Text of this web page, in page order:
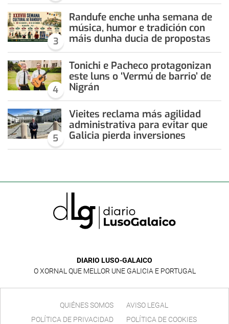
3
Randufe enche unha semana de
música, humor e tradición con
máis dunha ducia de propostas
4
Tonichi e Pacheco protagonizan
este luns o ‘Vermú de barrio’ de
Nigrán
5
Vieites reclama más agilidad
administrativa para evitar que
Galicia pierda inversiones
DIARIO LUSO-GALAICO
O XORNAL QUE MELLOR UNE GALICIA E PORTUGAL
QUIÉNES SOMOS
AVISO LEGAL
POLÍTICA DE PRIVACIDAD
POLÍTICA DE COOKIES